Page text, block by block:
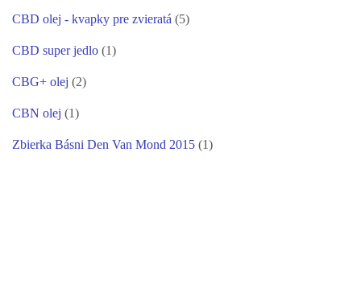
CBD olej - kvapky pre zvieratá (5)
CBD super jedlo (1)
CBG+ olej (2)
CBN olej (1)
Zbierka Básni Den Van Mond 2015 (1)